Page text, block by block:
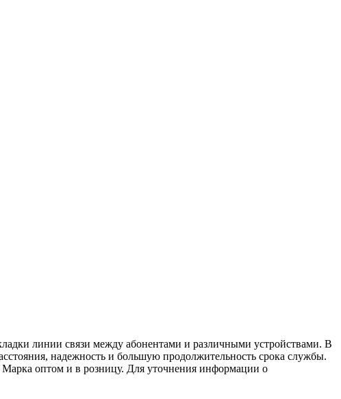
линии связи между абонентами и различными устройствами. В
надежность и большую продолжительность срока службы.
Марка оптом и в розницу. Для уточнения информации о